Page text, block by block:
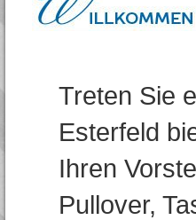
Treten Sie
Esterfeld
Ihren
Pullover,